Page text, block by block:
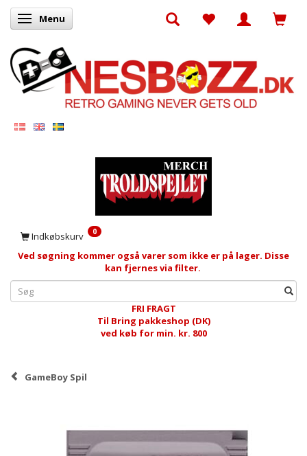
Skifte navigation
Menu
Indkøbskurv 0
Ved søgning kommer også varer som ikke er på lager. Disse
kan fjernes via filter.
FRI FRAGT
Til Bring pakkeshop (DK)
ved køb for min. kr. 800
GameBoy Spil